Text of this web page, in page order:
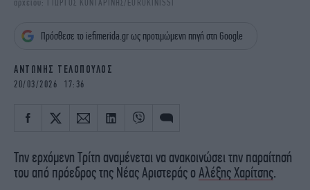
iBOOKS
OSCARS
NEWSLETTER
αρχείου: ΓΙΩΡΓΟΣ ΚΟΝΤΑΡΙΝΗΣ/EUROKINISSI
Πρόσθεσε το iefimerida.gr ως προτιμώμενη πηγή στη Google
ΑΝΤΩΝΗΣ ΤΕΛΟΠΟΥΛΟΣ
20/03/2026 17:36
Την ερχόμενη Τρίτη αναμένεται να ανακοινώσει την παραίτησή
του από πρόεδρος της Νέας Αριστεράς ο Αλέξης Χαρίτσης.